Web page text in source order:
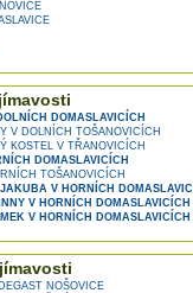
DOMASLAVICÍCH
V DOLNÍCH TOŠANOVICÍCH
KOSTEL V TŘANOVICÍCH
DOMASLAVICÍCH
TOŠANOVICÍCH
JAKUBA V HORNÍCH
V HORNÍCH DOMASLAVICÍCH
V HORNÍCH DOMASLAVICÍCH
NOŠOVICE